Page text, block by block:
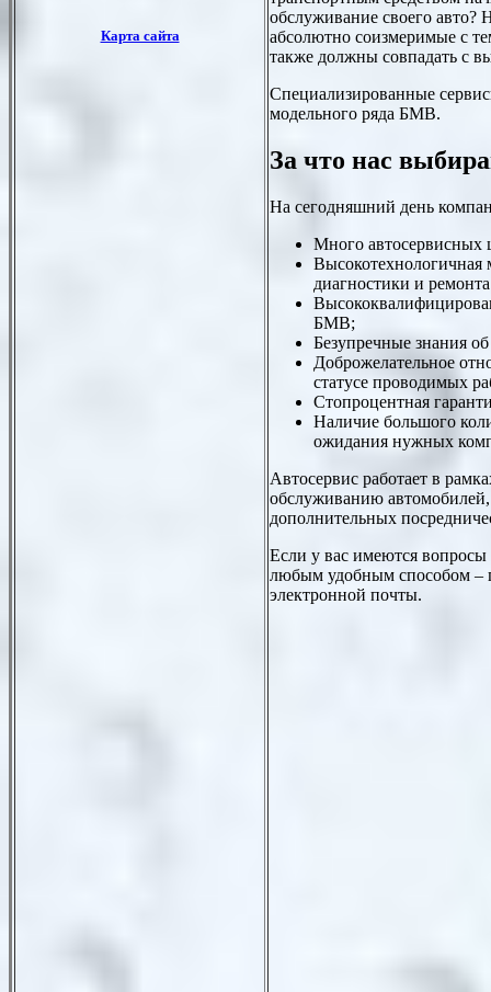
обслуживание своего авто?
абсолютно соизмеримые с
также должны совпадать с
Специализированные
модельного ряда БМВ.
За что нас
На сегодняшний день
Много автосервисных
Высокотехнологичная
диагностики и
БМВ;
Безупречные знания
Доброжелательное
статусе проводимых
Стопроцентная
Наличие большого
ожидания нужных
Автосервис работает в
обслуживанию
дополнительных
Если у вас имеются вопросы
любым удобным способом –
электронной почты.